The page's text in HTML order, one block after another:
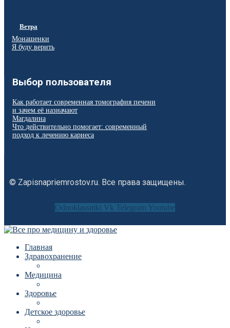
Ветра
Монашенки
Я буду верить
Выбор пользователя
Как работает современная томография печени
и зачем её назначают
Магдалина
Что действительно помогает: современный
подход к лечению кариеса
© Zapisnapriemrostov.ru. Все права защищены.
Odnoklassniki Vk Telegram Youtube
Главная
Здравохранение
Медицина
Здоровье
Детское здоровье